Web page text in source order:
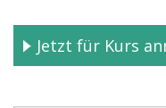
Jetzt für Kurs